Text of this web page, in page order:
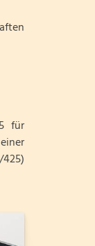
für